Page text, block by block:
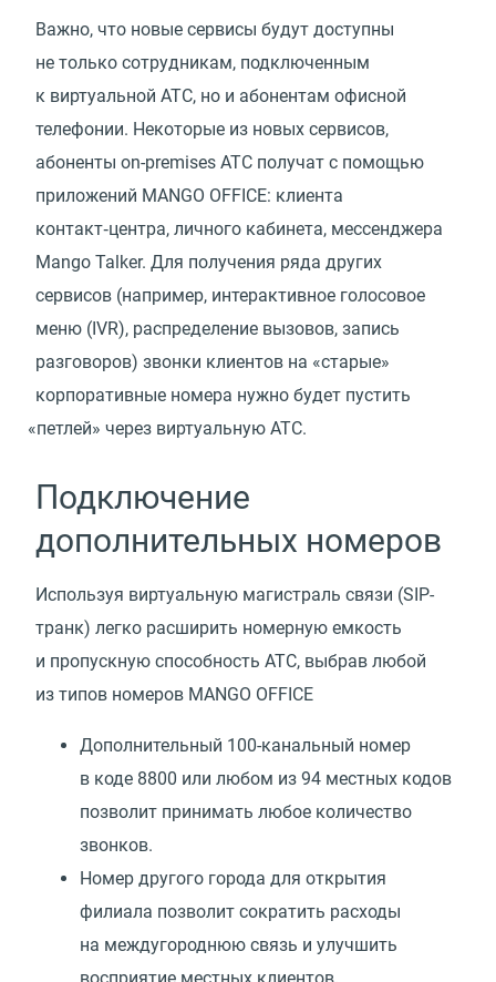
Важно, что новые сервисы будут доступны
не только сотрудникам, подключенным
к виртуальной АТС, но и абонентам офисной
телефонии. Некоторые из новых сервисов,
абоненты on-premises АТС получат с помощью
приложений MANGO OFFICE: клиента
контакт‑центра, личного кабинета, мессенджера
Mango Talker. Для получения ряда других
сервисов (например, интерактивное голосовое
меню ( IVR), распределение вызовов, запись
разговоров) звонки клиентов на «старые»
корпоративные номера нужно будет пустить
«петлей» через виртуальную АТС.
Подключение
дополнительных номеров
Используя виртуальную магистраль связи (SIP-
транк) легко расширить номерную емкость
и пропускную способность АТС, выбрав любой
из типов номеров MANGO OFFICE
Дополнительный 100-канальный номер
в коде 8800 или любом из 94 местных кодов
позволит принимать любое количество
звонков.
Номер другого города для открытия
филиала позволит сократить расходы
на междугороднюю связь и улучшить